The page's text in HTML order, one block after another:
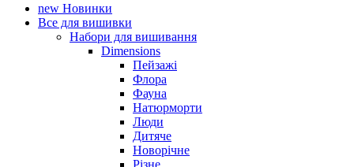
new Новинки
Все для вишивки
Набори для вишивання
Dimensions
Пейзажі
Флора
Фауна
Натюрморти
Люди
Дитяче
Новорічне
Різне